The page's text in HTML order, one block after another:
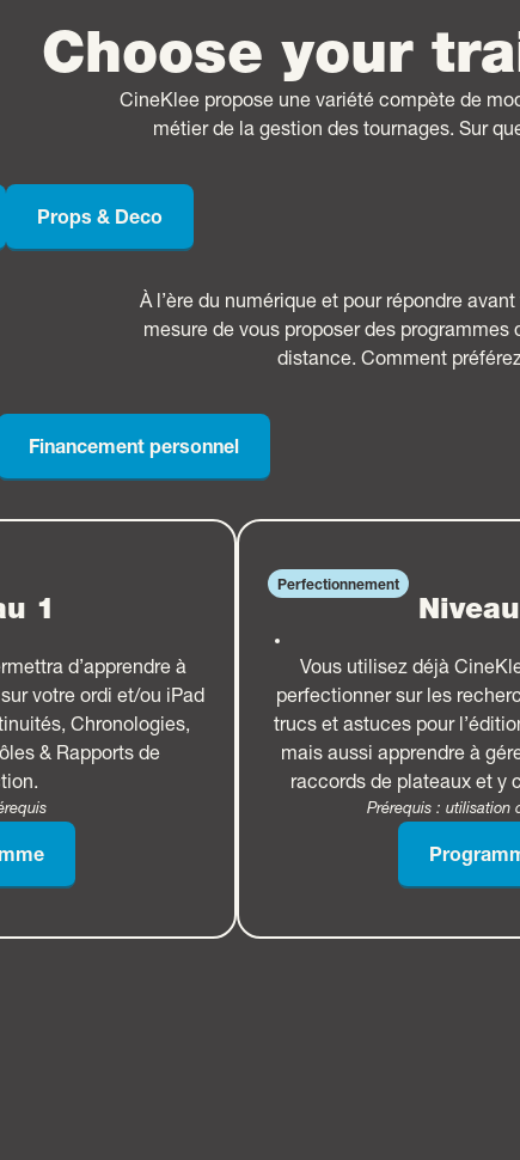
Choose your
CineKlee propose une variété compète de
métier de la gestion des tournages. Sur
Props & Deco
À l’ère du numérique et pour répondre
mesure de vous proposer des
distance. Comment
Financement personnel
1
d’apprendre à
votre ordi et/ou iPad
Chronologies,
& Rapports de
Perfectionnement
Vous utilisez déjà
perfectionner sur les
trucs et astuces pour
mais aussi apprendre à
raccords de plateaux et y
Prérequis : utilisation